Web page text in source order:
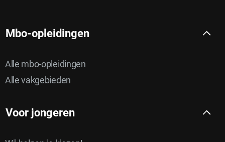
Mbo-opleidingen
Alle mbo-opleidingen
Alle vakgebieden
Voor jongeren